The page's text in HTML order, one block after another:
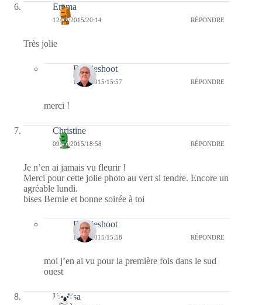
Emma
12/06/2015/20:14 RÉPONDRE
Très jolie
Bernieshoot
14/06/2015/15:57 RÉPONDRE
merci !
Christine
09/06/2015/18:58 RÉPONDRE
Je n’en ai jamais vu fleurir !
Merci pour cette jolie photo au vert si tendre. Encore un
agréable lundi.
bises Bernie et bonne soirée à toi
Bernieshoot
14/06/2015/15:58 RÉPONDRE
moi j’en ai vu pour la première fois dans le sud
ouest
Koalisa